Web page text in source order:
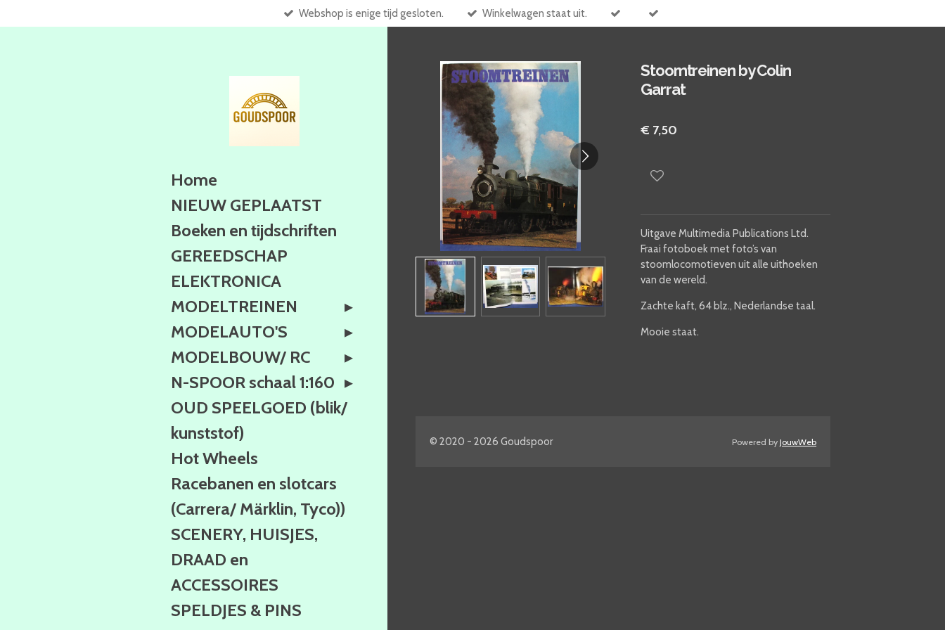
direct
Webshop is enige tijd gesloten. Winkelwagen staat uit.
Stoomtreinen by Colin
Garrat
€ 7,50
Uitgave Multimedia Publications Ltd.
Fraai fotoboek met foto’s van
stoomlocomotieven uit alle uithoeken
van de wereld.
Zachte kaft, 64 blz., Nederlandse taal.
Mooie staat.
© 2020 - 2026 Goudspoor Powered byJouwWeb
Home
NIEUW GEPLAATST
Boeken en tijdschriften
GEREEDSCHAP
ELEKTRONICA
MODELTREINEN
MODELAUTO'S
MODELBOUW/ RC
N-SPOOR schaal 1:160
OUD SPEELGOED (blik/
kunststof)
Hot Wheels
Racebanen en slotcars
(Carrera/ Märklin, Tyco))
SCENERY, HUISJES,
DRAAD en
ACCESSOIRES
SPELDJES & PINS